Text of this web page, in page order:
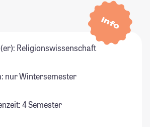
Info
Religionswissenschaft
nur Wintersemester
4 Semester